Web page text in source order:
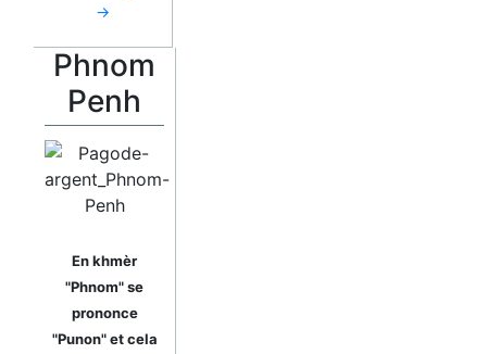
→
Phnom
Penh
En khmèr
"Phnom" se
prononce
"Punon" et cela